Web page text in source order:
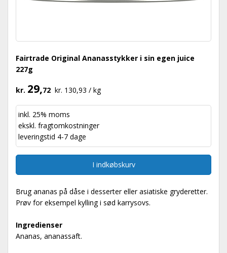
Fairtrade Original Ananasstykker i sin egen juice
227g
kr. 29,72 kr. 130,93 / kg
inkl. 25% moms
ekskl. fragtomkostninger
leveringstid 4-7 dage
I indkøbskurv
Brug ananas på dåse i desserter eller asiatiske gryderetter.
Prøv for eksempel kylling i sød karrysovs.
Ingredienser
Ananas, ananassaft.